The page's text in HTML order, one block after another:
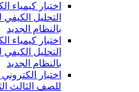
بالنظام الجديد
بالنظام الجديد
للصف الثالث الثانوى 2023